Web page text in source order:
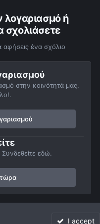
λογαριασμό ή
σχολιάσετε
αφήσεις ένα σχόλιο
στην κοινότητά μας.
εδώ.
Ουρανός
I accept